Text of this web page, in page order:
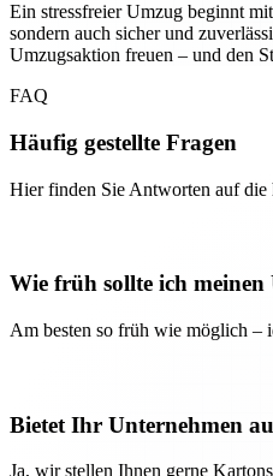
Ein stressfreier Umzug beginnt
sondern auch sicher und
Umzugsaktion freuen – und den
FAQ
Häufig gestellte Fragen
Hier finden Sie Antworten auf die
Wie früh sollte ich meinen
Am besten so früh wie möglich –
Bietet Ihr Unternehmen
Ja, wir stellen Ihnen gerne